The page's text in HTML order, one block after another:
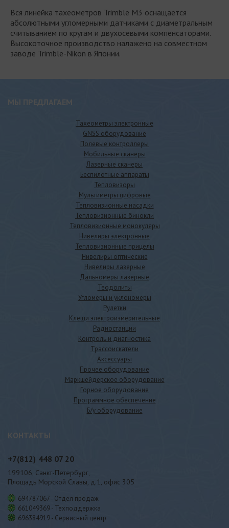
Вся линейка тахеометров Trimble M3 оснащается
абсолютными угломерными датчиками с диаметральным
считыванием по кругам и двухосевыми компенсаторами.
Высокоточное производство налажено на совместном
заводе Trimble-Nikon в Японии.
МЫ ПРЕДЛАГАЕМ
Тахеометры электронные
GNSS оборудование
Полевые контроллеры
Мобильные сканеры
Лазерные сканеры
Беспилотные аппараты
Тепловизоры
Мультиметры цифровые
Тепловизионные насадки
Тепловизионные бинокли
Тепловизионные монокуляры
Нивелиры электронные
Тепловизионные прицелы
Нивелиры оптические
Нивелиры лазерные
Дальномеры лазерные
Теодолиты
Угломеры и уклономеры
Рулетки
Клещи электроизмерительные
Радиостанции
Контроль и диагностика
Трассоискатели
Аксессуары
Прочее оборудование
Маркшейдерское оборудование
Горное оборудование
Программное обеспечение
Б/у оборудование
КОНТАКТЫ
+7(812) 448 07 20
199106, Санкт-Петербург,
Площадь Морской Славы, д.1, офис 305
694787067 - Отдел продаж
661049369 - Техподдержка
696384919 - Сервисный центр